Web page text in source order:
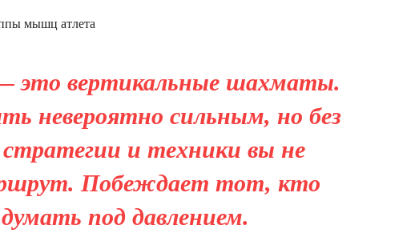
мышц атлета
это вертикальные шахматы.
невероятно сильным, но без
стратегии и техники вы не
Побеждает тот, кто
под давлением.